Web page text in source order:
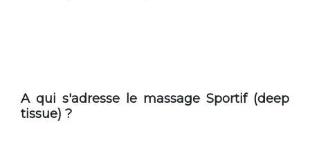
A qui s'adresse le massage Sportif (deep
tissue) ?